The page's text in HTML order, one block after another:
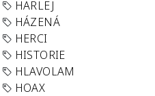
HARLEJ
HÁZENÁ
HERCI
HISTORIE
HLAVOLAM
HOAX